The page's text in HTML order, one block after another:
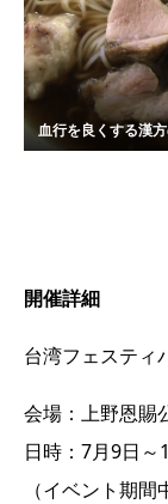
血行を良くする漢
開催詳細
台湾フェスティ
会場：上野恩賜
日時：7月9日
（イベント期